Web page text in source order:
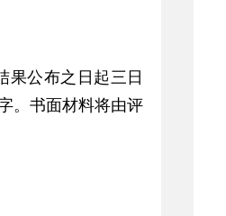
果公布之日起三日
。书面材料将由评